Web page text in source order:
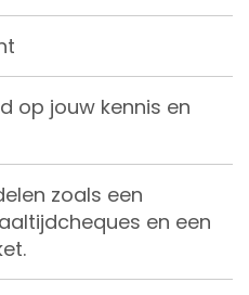
op jouw kennis en
zoals een
en een